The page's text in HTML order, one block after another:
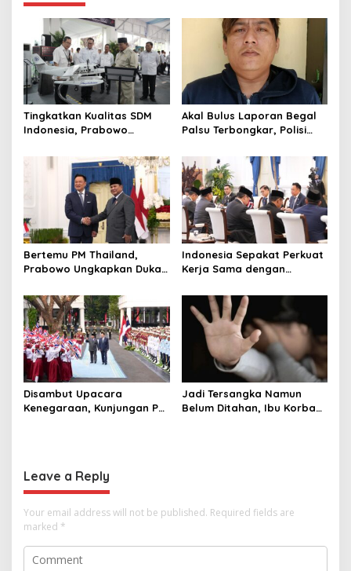
Tingkatkan Kualitas SDM
Indonesia, Prabowo
hingga Undang Universitas
Terbaik Dunia
Akal Bulus Laporan Begal
Palsu Terbongkar, Polisi
Perusahaan untuk Crypto
Bertemu PM Thailand,
Prabowo Ungkapkan Duka
Selamat Ulang Tahun ke
Raja Thailand
Indonesia Sepakat Perkuat
Kerja Sama dengan
hingga Ekonomi Digital
Disambut Upacara
Kenegaraan, Kunjungan PM
Jadi Tersangka Namun
Belum Ditahan, Ibu Korban
Leave a Reply
Your email address will not be published. Required fields are
marked *